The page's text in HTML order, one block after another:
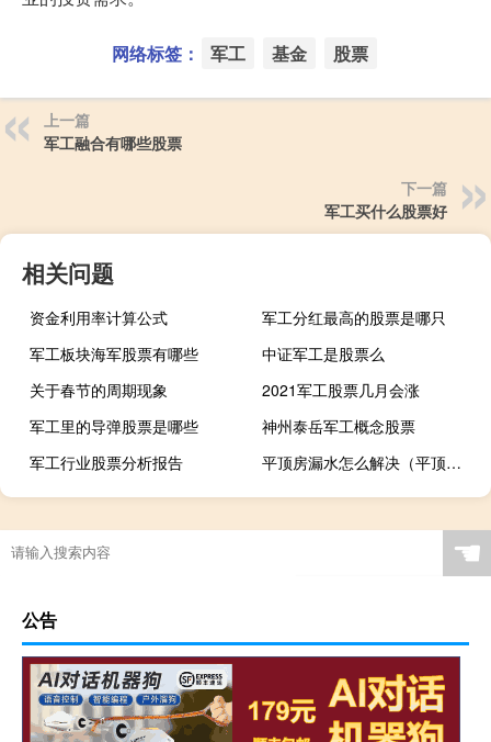
网络标签： 军工 基金 股票
上一篇
军工融合有哪些股票
下一篇
军工买什么股票好
相关问题
资金利用率计算公式
军工分红最高的股票是哪只
军工板块海军股票有哪些
中证军工是股票么
关于春节的周期现象
2021军工股票几月会涨
军工里的导弹股票是哪些
神州泰岳军工概念股票
军工行业股票分析报告
平顶房漏水怎么解决（平顶房）
☚
公告